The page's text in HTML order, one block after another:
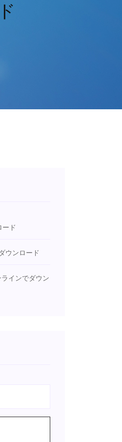
ード
ウンロード
インでダウン